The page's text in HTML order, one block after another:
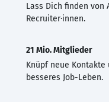
Lass Dich finden von
Recruiter·innen.
21 Mio. Mitglieder
Knüpf neue
besseres Job-Leben.